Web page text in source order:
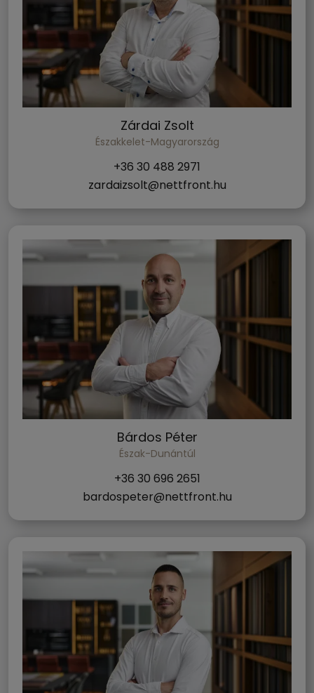
Zárdai Zsolt
Északkelet-Magyarország
+36 30 488 2971
zardaizsolt@nettfront.hu
Bárdos Péter
Észak-Dunántúl
+36 30 696 2651
bardospeter@nettfront.hu